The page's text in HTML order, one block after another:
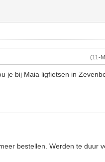
(11-
je bij Maia ligfietsen in
bestellen. Werden te duur